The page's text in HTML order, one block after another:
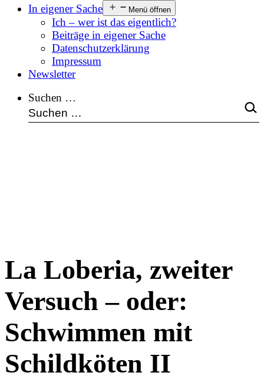
In eigener Sache
Menü öffnen
Ich – wer ist das eigentlich?
Beiträge in eigener Sache
Datenschutzerklärung
Impressum
Newsletter
Suchen …
La Loberia, zweiter
Versuch – oder:
Schwimmen mit
Schildköten II